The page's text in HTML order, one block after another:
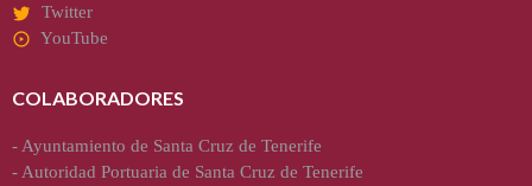
Twitter
YouTube
COLABORADORES
- Ayuntamiento de Santa Cruz de Tenerife
- Autoridad Portuaria de Santa Cruz de Tenerife